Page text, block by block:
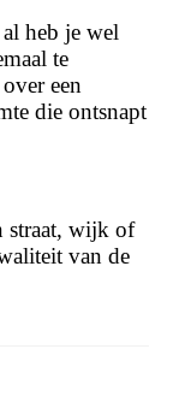
heb je wel
te
een
die ontsnapt
straat, wijk of
van de